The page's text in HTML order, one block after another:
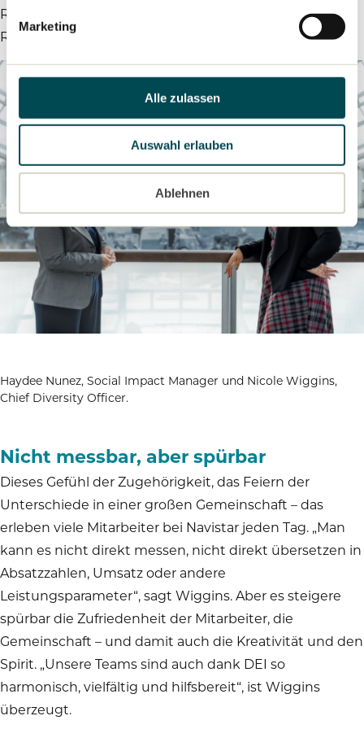
Marketing
Alle zulassen
Auswahl erlauben
Ablehnen
Haydee Nunez, Social Impact Manager und Nicole Wiggins,
Chief Diversity Officer.
Rückendeckung gibt und du deinem Team
Rückendeckung gibst.“
Nicht messbar, aber spürbar
Dieses Gefühl der Zugehörigkeit, das Feiern der
Unterschiede in einer großen Gemeinschaft – das
erleben viele Mitarbeiter bei Navistar jeden Tag. „Man
kann es nicht direkt messen, nicht direkt übersetzen in
Absatzzahlen, Umsatz oder andere
Leistungsparameter“, sagt Wiggins. Aber es steigere
spürbar die Zufriedenheit der Mitarbeiter, die
Gemeinschaft – und damit auch die Kreativität und den
Spirit. „Unsere Teams sind auch dank DEI so
harmonisch, vielfältig und hilfsbereit“, ist Wiggins
überzeugt.